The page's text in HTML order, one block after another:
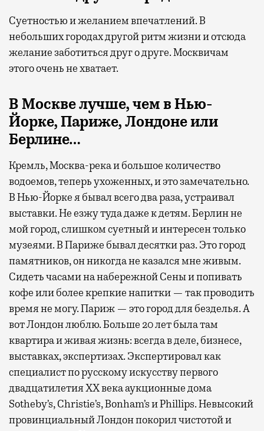
Суетностью и желанием впечатлений. В
небольших городах другой ритм жизни и отсюда
желание заботиться друг о друге. Москвичам
этого очень не хватает.
В Москве лучше, чем в Нью-
Йорке, Париже, Лондоне или
Берлине…
Кремль, Москва-река и большое количество
водоемов, теперь ухоженных, и это замечательно.
В Нью-Йорке я бывал всего два раза, устраивал
выставки. Не езжу туда даже к детям. Берлин не
мой город, слишком суетный и интересен только
музеями. В Париже бывал десятки раз. Это город
памятников, он никогда не казался мне живым.
Сидеть часами на набережной Сены и попивать
кофе или более крепкие напитки — так проводить
время не могу. Париж — это город для безделья. А
вот Лондон люблю. Больше 20 лет была там
квартира и живая жизнь: всегда в деле, бизнесе,
выставках, экспертизах. Экспертировал как
специалист по русскому искусству первого
двадцатилетия XX века аукционные дома
Sotheby’s, Christie’s, Bonham’s и Phillips. Невысокий
провинциальный Лондон покорил чистотой и